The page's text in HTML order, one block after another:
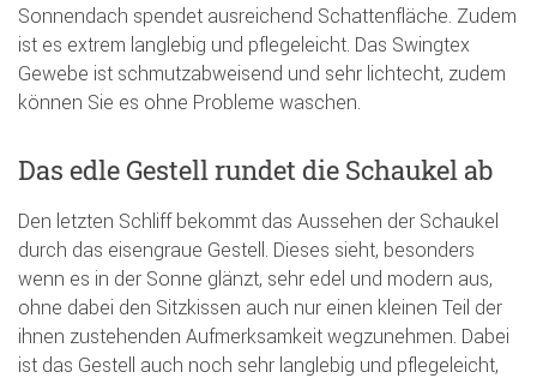
Sonnendach spendet ausreichend Schattenfläche. Zudem
ist es extrem langlebig und pflegeleicht. Das Swingtex
Gewebe ist schmutzabweisend und sehr lichtecht, zudem
können Sie es ohne Probleme waschen.
Das edle Gestell rundet die Schaukel ab
Den letzten Schliff bekommt das Aussehen der Schaukel
durch das eisengraue Gestell. Dieses sieht, besonders
wenn es in der Sonne glänzt, sehr edel und modern aus,
ohne dabei den Sitzkissen auch nur einen kleinen Teil der
ihnen zustehenden Aufmerksamkeit wegzunehmen. Dabei
ist das Gestell auch noch sehr langlebig und pflegeleicht,